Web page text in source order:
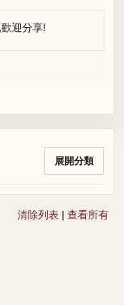
展開分類
清除列表 | 查看所有
迎分享!